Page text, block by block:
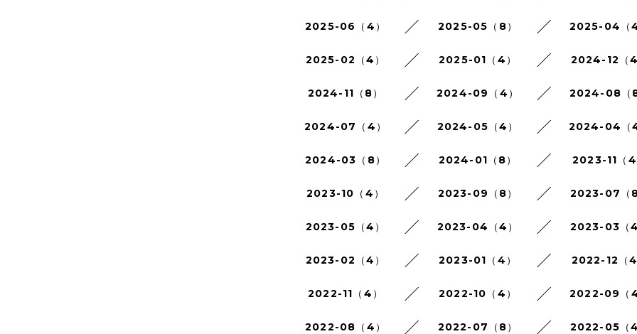
2025-06（4） 2025-05（8） 2025-04（4
2025-02（4） 2025-01（4） 2024-12（4
2024-11（8） 2024-09（4） 2024-08（8
2024-07（4） 2024-05（4） 2024-04（4
2024-03（8） 2024-01（8） 2023-11（4
2023-10（4） 2023-09（8） 2023-07（8
2023-05（4） 2023-04（4） 2023-03（4
2023-02（4） 2023-01（4） 2022-12（4
2022-11（4） 2022-10（4） 2022-09（4
2022-08（4） 2022-07（8） 2022-05（4